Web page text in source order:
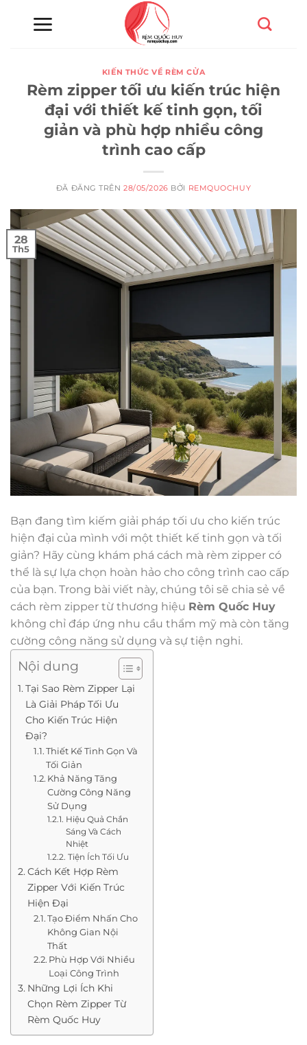
KIẾN THỨC VỀ RÈM CỬA
Rèm zipper tối ưu kiến trúc hiện
đại với thiết kế tinh gọn, tối
giản và phù hợp nhiều công
trình cao cấp
ĐÃ ĐĂNG TRÊN28/05/2026 BỞI REMQUOCHUY
28
Th5
Bạn đang tìm kiếm giải pháp tối ưu cho kiến trúc
hiện đại của mình với một thiết kế tinh gọn và tối
giản? Hãy cùng khám phá cách mà rèm zipper có
thể là sự lựa chọn hoàn hảo cho công trình cao cấp
của bạn. Trong bài viết này, chúng tôi sẽ chia sẻ về
cách rèm zipper từ thương hiệu Rèm Quốc Huy
không chỉ đáp ứng nhu cầu thẩm mỹ mà còn tăng
cường công năng sử dụng và sự tiện nghi.
Nội dung
Tại Sao Rèm Zipper Lại
Là Giải Pháp Tối Ưu
Cho Kiến Trúc Hiện
Đại?
Thiết Kế Tinh Gọn Và
Tối Giản
Khả Năng Tăng
Cường Công Năng
Sử Dụng
Hiệu Quả Chắn
Sáng Và Cách
Nhiệt
Tiện Ích Tối Ưu
Cách Kết Hợp Rèm
Zipper Với Kiến Trúc
Hiện Đại
Tạo Điểm Nhấn Cho
Không Gian Nội
Thất
Phù Hợp Với Nhiều
Loại Công Trình
Những Lợi Ích Khi
Chọn Rèm Zipper Từ
Rèm Quốc Huy